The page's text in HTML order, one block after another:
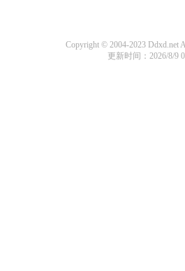
Copyright © 2004-2023 Ddxd.net
更新时间：2026/8/9